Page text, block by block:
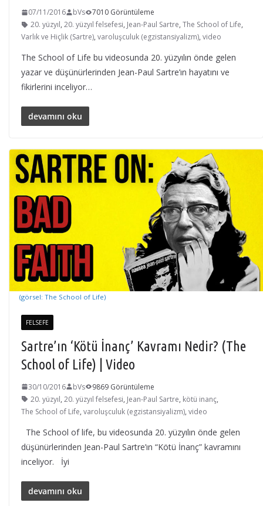
07/11/2016 bVs
7010 Görüntüleme
20. yüzyıl, 20. yüzyıl felsefesi, Jean-Paul Sartre, The School of Life,
Varlık ve Hiçlik (Sartre), varoluşculuk (egzistansiyalizm), video
The School of Life bu videosunda 20. yüzyılın önde gelen
yazar ve düşünürlerinden Jean-Paul Sartre’ın hayatını ve
fikirlerini inceliyor…
devamını oku
(görsel: The School of Life)
FELSEFE
Sartre’ın ‘Kötü İnanç’ Kavramı Nedir? (The
School of Life) | Video
30/10/2016 bVs
9869 Görüntüleme
20. yüzyıl, 20. yüzyıl felsefesi, Jean-Paul Sartre, kötü inanç,
The School of Life, varoluşculuk (egzistansiyalizm), video
The School of life, bu videosunda 20. yüzyılın önde gelen
düşünürlerinden Jean-Paul Sartre’ın “Kötü İnanç” kavramını
inceliyor. İyi
devamını oku